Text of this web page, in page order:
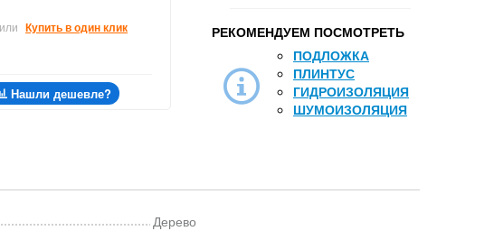
или Купить в один клик
Нашли дешевле?
РЕКОМЕНДУЕМ ПОСМОТРЕТЬ
ПОДЛОЖКА
ПЛИНТУС
ГИДРОИЗОЛЯЦИЯ
ШУМОИЗОЛЯЦИЯ
Дерево